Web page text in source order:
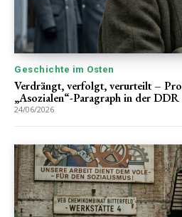
Geschichte im Osten
Verdrängt, verfolgt, verurteilt –
„Asozialen“-Paragraph in der DDR
24/06/2026